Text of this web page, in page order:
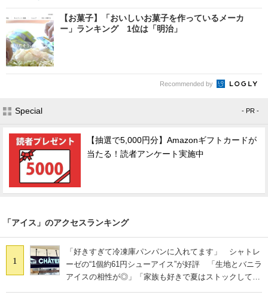
【お菓子】「おいしいお菓子を作っているメーカ
ー」ランキング 1位は「明治」
Recommended by
Special - PR -
【抽選で5,000円分】Amazonギフトカードが
当たる！読者アンケート実施中
「アイス」のアクセスランキング
1
「好きすぎて冷凍庫パンパンに入れてます」 シャトレ
ーゼの“1個約61円シューアイス”が好評 「生地とバニラ
アイスの相性が◎」「家族も好きで夏はストックして